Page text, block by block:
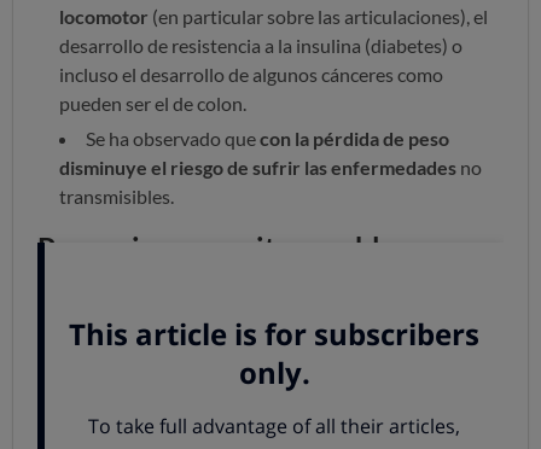
locomotor (en particular sobre las articulaciones), el
desarrollo de resistencia a la insulina (diabetes) o
incluso el desarrollo de algunos cánceres como
pueden ser el de colon.
Se ha observado quecon la pérdida de peso
disminuye el riesgo de sufrir las enfermedades no
transmisibles.
Prevenir para evitar problemas
saludable despempeñan juegan un papel determinante.
Es preciso actuar en tres frentes:
Hábitos dietéticos saludables
No se trata de consumir productos sin azúcares